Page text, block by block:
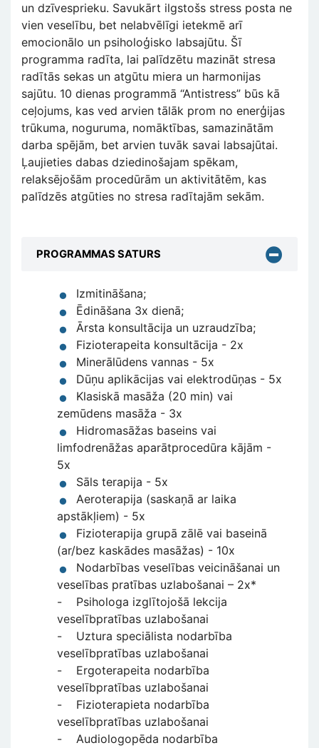
un dzīvesprieku. Savukārt ilgstošs stress posta ne
vien veselību, bet nelabvēlīgi ietekmē arī
emocionālo un psiholoģisko labsajūtu. Šī
programma radīta, lai palīdzētu mazināt stresa
radītās sekas un atgūtu miera un harmonijas
sajūtu. 10 dienas programmā “Antistress” būs kā
ceļojums, kas ved arvien tālāk prom no enerģijas
trūkuma, noguruma, nomāktības, samazinātām
darba spējām, bet arvien tuvāk savai labsajūtai.
Ļaujieties dabas dziedinošajam spēkam,
relaksējošām procedūrām un aktivitātēm, kas
palīdzēs atgūties no stresa radītajām sekām.
PROGRAMMAS SATURS
Izmitināšana;
Ēdināšana 3x dienā;
Ārsta konsultācija un uzraudzība;
Fizioterapeita konsultācija - 2x
Minerālūdens vannas - 5x
Dūņu aplikācijas vai elektrodūņas - 5x
Klasiskā masāža (20 min) vai
zemūdens masāža - 3x
Hidromasāžas baseins vai
limfodrenāžas aparātprocedūra kājām -
5x
Sāls terapija - 5x
Aeroterapija (saskaņā ar laika
apstākļiem) - 5x
Fizioterapija grupā zālē vai baseinā
(ar/bez kaskādes masāžas) - 10x
Nodarbības veselības veicināšanai un
veselības pratības uzlabošanai – 2x*
- Psihologa izglītojošā lekcija
veselībpratības uzlabošanai
- Uztura speciālista nodarbība
veselībpratības uzlabošanai
- Ergoterapeita nodarbība
veselībpratības uzlabošanai
- Fizioterapieta nodarbība
veselībpratības uzlabošanai
- Audiologopēda nodarbība